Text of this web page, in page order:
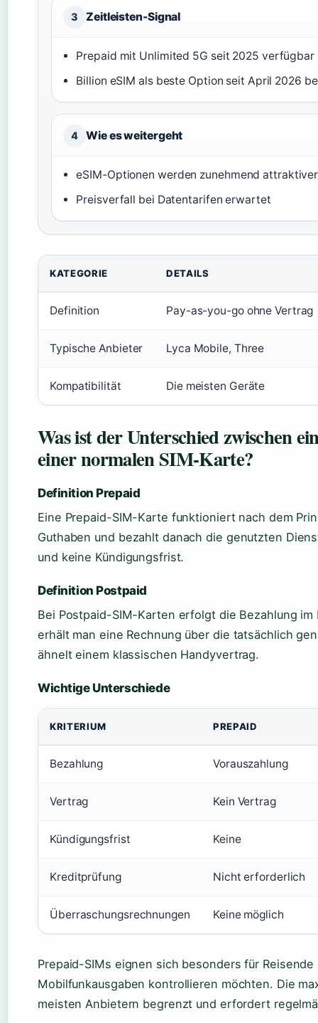
3 Zeitleisten-Signal
Prepaid mit Unlimited 5G seit 2025 verfügbar
Billion eSIM als beste Option seit April 2026
4 Wie es weitergeht
eSIM-Optionen werden zunehmend attraktiver
Preisverfall bei Datentarifen erwartet
KATEGORIE DETAILS
Definition Pay-as-you-go ohne Vertrag
Typische Anbieter Lyca Mobile, Three
Kompatibilität Die meisten Geräte
Was ist der Unterschied zwischen
einer normalen SIM-Karte?
Definition Prepaid
Eine Prepaid-SIM-Karte funktioniert nach dem
Guthaben und bezahlt danach die genutzten
und keine Kündigungsfrist.
Definition Postpaid
Bei Postpaid-SIM-Karten erfolgt die Bezahlung
erhält man eine Rechnung über die tatsächlich
ähnelt einem klassischen Handyvertrag.
Wichtige Unterschiede
KRITERIUM PREPAID
Bezahlung Vorauszahlung
Vertrag Kein Vertrag
Kündigungsfrist Keine
Kreditprüfung Nicht erforderlich
Überraschungsrechnungen Keine möglich
Prepaid-SIMs eignen sich besonders für
Mobilfunkausgaben kontrollieren möchten. Die
meisten Anbietern begrenzt und erfordert